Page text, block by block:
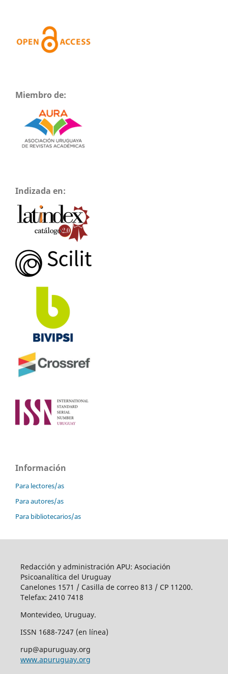
Miembro de:
Indizada en:
Información
Para lectores/as
Para autores/as
Para bibliotecarios/as
Redacción y administración APU: Asociación
Psicoanalítica del Uruguay
Canelones 1571 / Casilla de correo 813 / CP 11200.
Telefax: 2410 7418
Montevideo, Uruguay.
ISSN 1688-7247 (en línea)
rup@apuruguay.org
www.apuruguay.org